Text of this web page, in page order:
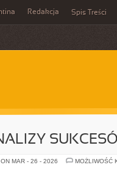
Redakcja Spis Treści
MAR - 26 - 2026
MOŻLIWOŚĆ